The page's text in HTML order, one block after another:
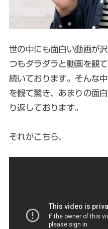
世の中にも面白い動画が
つもダラダラと動画を観
続いております。そんな
を観て驚き、あまりの面
り返しております。
それがこちら。